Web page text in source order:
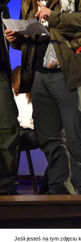
Jeśli jesteś na tym zdjęciu